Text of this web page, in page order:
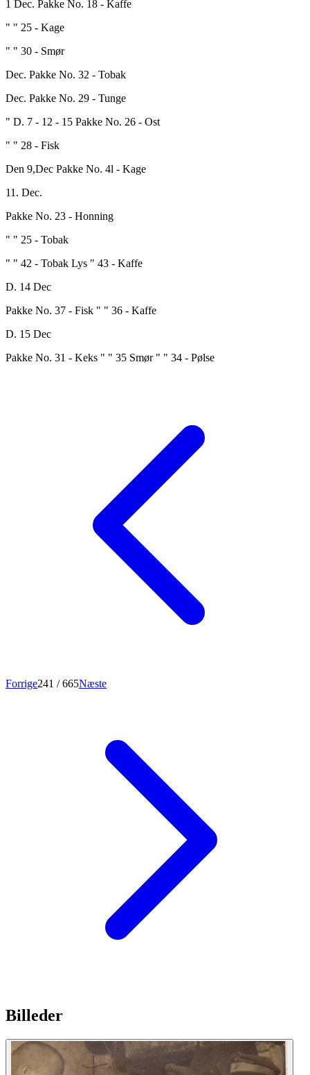
1 Dec. Pakke No. 18 - Kaffe
" " 25 - Kage
" " 30 - Smør
Dec. Pakke No. 32 - Tobak
Dec. Pakke No. 29 - Tunge
" D. 7 - 12 - 15 Pakke No. 26 - Ost
" " 28 - Fisk
Den 9,Dec Pakke No. 4l - Kage
11. Dec.
Pakke No. 23 - Honning
" " 25 - Tobak
" " 42 - Tobak Lys " 43 - Kaffe
D. 14 Dec
Pakke No. 37 - Fisk " " 36 - Kaffe
D. 15 Dec
Pakke No. 31 - Keks " " 35 Smør " " 34 - Pølse
Forrige241 / 665Næste
Billeder